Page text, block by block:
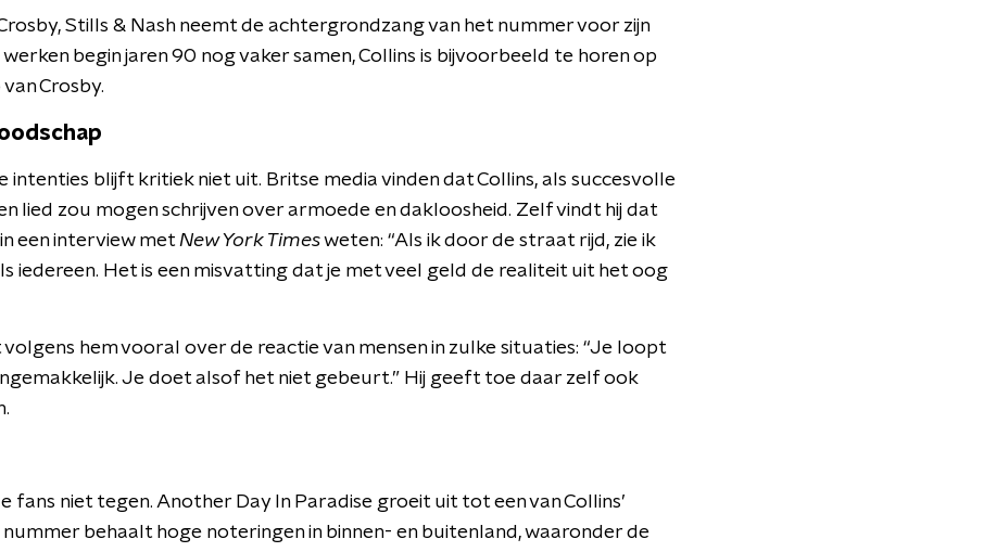
Stills & Nash neemt de achtergrondzangvan het nummervoor zijn
werken begin jaren 90 nog vaker samen, Collins is bijvoorbeeld te horen op
vanCrosby.
intenties blijft kritiek niet uit. Britse media vinden dat Collins, als succesvolle
lied zou mogen schrijven over armoede en dakloosheid. Zelf vindt hij dat
een interview met New York Timesweten: “Als ik door de straat rijd, zie ik
iedereen. Het is een misvatting dat je met veel geld de realiteit uit het oog
hem vooral over de reactie van mensen in zulke situaties: “Je loopt
Je doet alsof het niet gebeurt.” Hij geeft toe daar zelf ook
fans niet tegen. AnotherDay In Paradise groeit uit tot een van Collins’
behaalt hoge noteringen in binnen- en buitenland, waaronder de